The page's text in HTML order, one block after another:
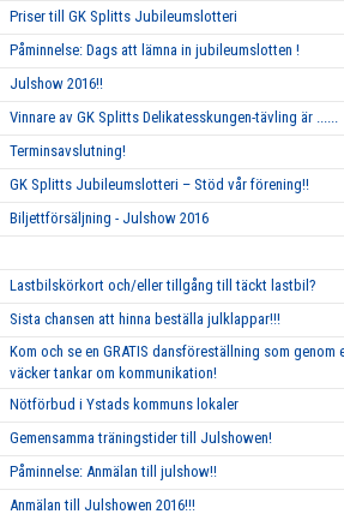
Priser till GK Splitts Jubileumslotteri
Påminnelse: Dags att lämna in jubileumslotten !
Julshow 2016!!
Vinnare av GK Splitts Delikatesskungen-tävling är ......
Terminsavslutning!
GK Splitts Jubileumslotteri – Stöd vår förening!!
Biljettförsäljning - Julshow 2016
Lastbilskörkort och/eller tillgång till täckt lastbil?
Sista chansen att hinna beställa julklappar!!!
Kom och se en GRATIS dansföreställning som genom
väcker tankar om kommunikation!
Nötförbud i Ystads kommuns lokaler
Gemensamma träningstider till Julshowen!
Påminnelse: Anmälan till julshow!!
Anmälan till Julshowen 2016!!!